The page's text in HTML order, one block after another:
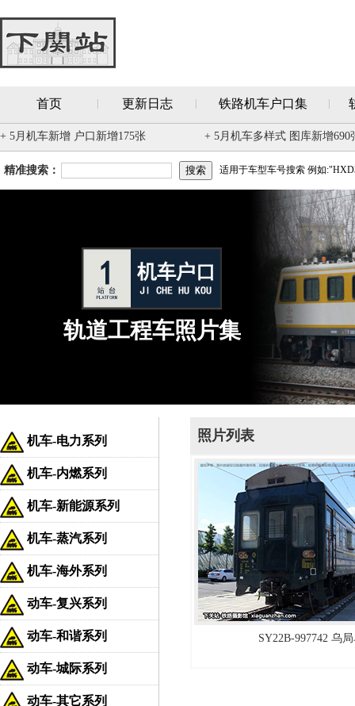
首页 更新日志 铁路机车户口集
+ 5月机车新增 户口新增175张 + 5月机车多样式 图库新增690
精准搜索： 适用于车型车号搜索 例如
轨道工程车照片集
机车-电力系列
机车-内燃系列
机车-新能源系列
机车-蒸汽系列
机车-海外系列
动车-复兴系列
动车-和谐系列
动车-城际系列
动车-其它系列
照片列表
SY22B-997742 乌